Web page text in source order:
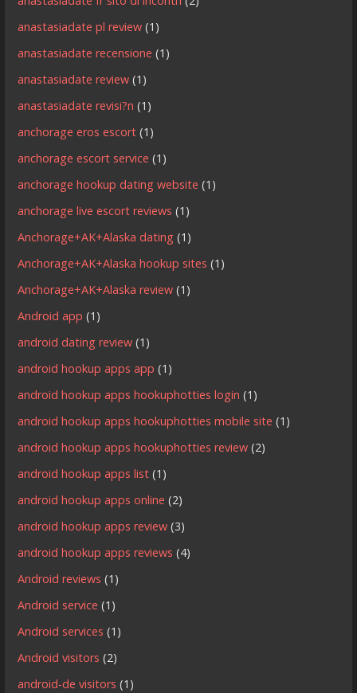
anastasiadate pl review (1)
anastasiadate recensione (1)
anastasiadate review (1)
anastasiadate revisi?n (1)
anchorage eros escort (1)
anchorage escort service (1)
anchorage hookup dating website (1)
anchorage live escort reviews (1)
Anchorage+AK+Alaska dating (1)
Anchorage+AK+Alaska hookup sites (1)
Anchorage+AK+Alaska review (1)
Android app (1)
android dating review (1)
android hookup apps app (1)
android hookup apps hookuphotties login (1)
android hookup apps hookuphotties mobile site (1)
android hookup apps hookuphotties review (2)
android hookup apps list (1)
android hookup apps online (2)
android hookup apps review (3)
android hookup apps reviews (4)
Android reviews (1)
Android service (1)
Android services (1)
Android visitors (2)
android-de visitors (1)